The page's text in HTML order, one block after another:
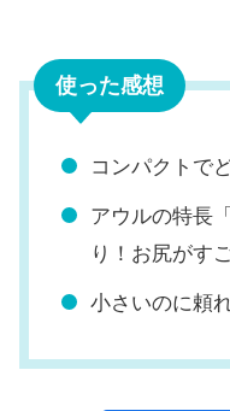
使った感想
コンパクトで
アウルの特長
り！お尻がす
小さいのに頼